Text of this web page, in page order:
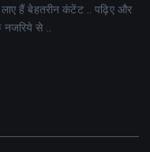
हैं बेहतरीन कंटेंट .. पढ़िए और
नजरिये से ..